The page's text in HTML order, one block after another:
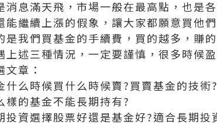
消息滿天飛，市場一般在最高點，也是
能繼續上漲的假象，讓大家都願意買他
是我們買基金的手續費，買的越多，賺的
上述三種情況，一定要謹慎，很多時候
文章：
什么時候買什么時候賣?買賣基金的技術?
樣的基金不能長期持有?
投資選擇股票好還是基金好?適合長期投